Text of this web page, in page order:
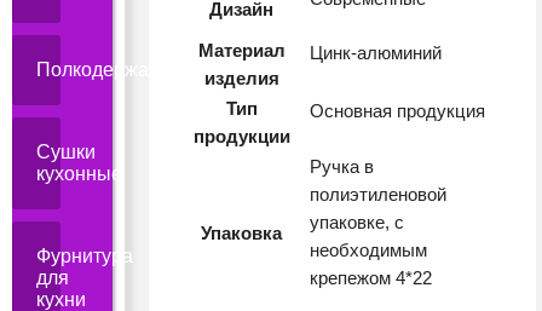
Полкодержатели
Сушки
кухонные
Фурнитура
для
кухни
Дизайн
Материал
изделия
Цинк-алюминий
Тип
продукции
Основная продукция
Упаковка
Ручка в
полиэтиленовой
упаковке, с
необходимым
крепежом 4*22